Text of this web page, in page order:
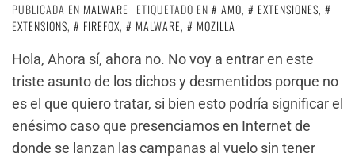
PUBLICADA EN MALWARE ETIQUETADO EN AMO, EXTENSIONES,
EXTENSIONS, FIREFOX, MALWARE,
MOZILLA
Hola, Ahora sí, ahora no. No voy a entrar en este
triste asunto de los dichos y desmentidos porque no
es el que quiero tratar, si bien esto podría significar el
enésimo caso que presenciamos en Internet de
donde se lanzan las campanas al vuelo sin tener